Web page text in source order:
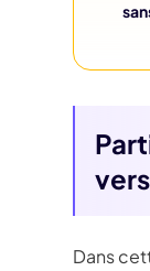
Dans